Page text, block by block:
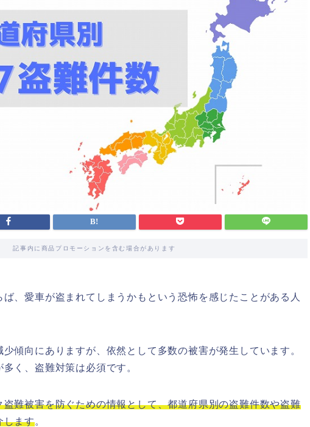
記事内に商品プロモーションを含む場合があります
、愛車が盗まれてしまうかもという恐怖を感じたことがある人
傾向にありますが、依然として多数の被害が発生しています。
く、盗難対策は必須です。
盗難被害を防ぐための情報として、都道府県別の盗難件数や盗難
します。